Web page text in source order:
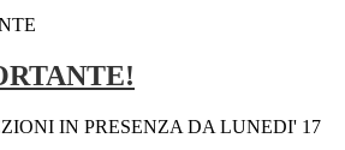
IN PRESENZA DA LUNEDI' 17